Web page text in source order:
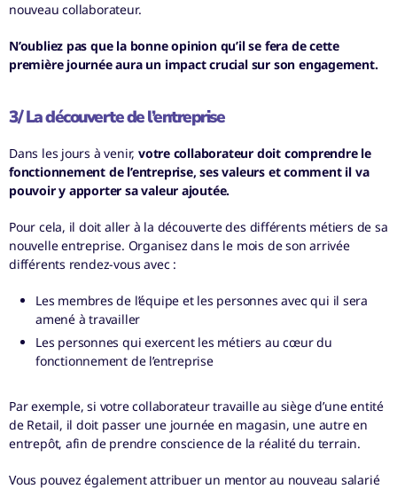
nouveau collaborateur.
N’oubliez pas que la bonne opinion qu’il se fera de cette
première journée aura un impact crucial sur son engagement.
3/ La découverte de l’entreprise
Dans les jours à venir, votre collaborateur doit comprendre le
fonctionnement de l’entreprise, ses valeurs et comment il va
pouvoir y apporter sa valeur ajoutée.
Pour cela, il doit aller à la découverte des différents métiers de sa
nouvelle entreprise. Organisez dans le mois de son arrivée
différents rendez-vous avec :
Les membres de l’équipe et les personnes avec qui il sera
amené à travailler
Les personnes qui exercent les métiers au cœur du
fonctionnement de l’entreprise
Par exemple, si votre collaborateur travaille au siège d’une entité
de Retail, il doit passer une journée en magasin, une autre en
entrepôt, afin de prendre conscience de la réalité du terrain.
Vous pouvez également attribuer un mentor au nouveau salarié